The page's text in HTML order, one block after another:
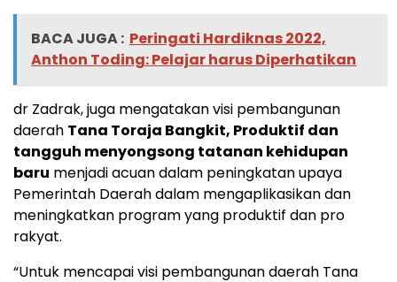
BACA JUGA : Peringati Hardiknas 2022,
Anthon Toding: Pelajar harus Diperhatikan
dr Zadrak, juga mengatakan visi pembangunan
daerah Tana Toraja Bangkit, Produktif dan
tangguh menyongsong tatanan kehidupan
baru menjadi acuan dalam peningkatan upaya
Pemerintah Daerah dalam mengaplikasikan dan
meningkatkan program yang produktif dan pro
rakyat.
“Untuk mencapai visi pembangunan daerah Tana